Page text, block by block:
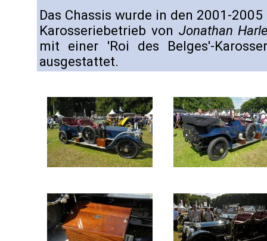
Das Chassis wurde in den 2001-
Karosseriebetrieb von Jonathan
mit einer 'Roi des Belges'-
ausgestattet.